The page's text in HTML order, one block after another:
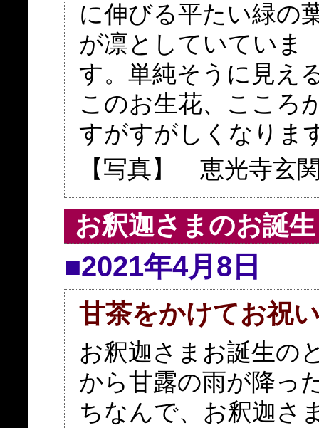
に伸びる平たい緑の
が凛としていていま
す。単純そうに見え
このお生花、こころ
すがすがしくなりま
【写真】 恵光寺玄
お釈迦さまのお誕
■2021年4月8日
甘茶をかけてお祝
お釈迦さまお誕生の
から甘露の雨が降っ
ちなんで、お釈迦さ